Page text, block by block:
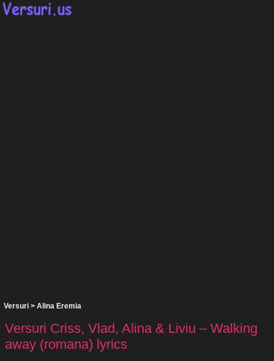
Versuri > Alina Eremia
Versuri Criss, Vlad, Alina & Liviu – Walking
away (romana) lyrics